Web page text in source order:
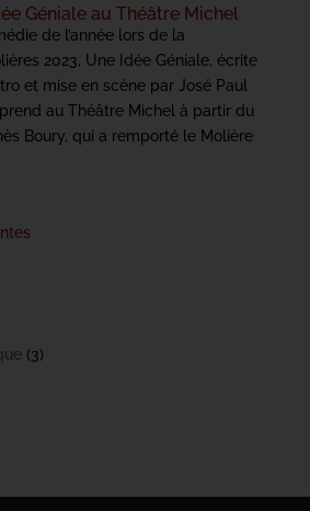
Géniale au Théâtre Michel
de l’année lors de la
2023, Une Idée Géniale, écrite
et mise en scène par José Paul
au Théâtre Michel à partir du
Boury, qui a remporté le Molière
(3)